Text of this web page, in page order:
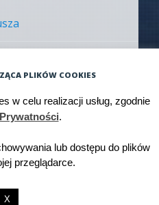
WordPress.com
PLIKÓW COOKIES
w celu realizacji usług, zgodnie
.
lub dostępu do plików
przeglądarce.
X